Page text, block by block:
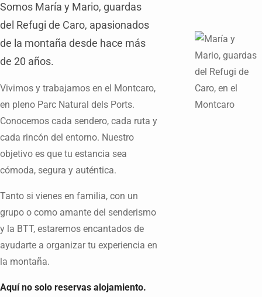
Somos María y Mario, guardas
del Refugi de Caro, apasionados
de la montaña desde hace más
de 20 años.
Vivimos y trabajamos en el Montcaro,
en pleno Parc Natural dels Ports.
Conocemos cada sendero, cada ruta y
cada rincón del entorno. Nuestro
objetivo es que tu estancia sea
cómoda, segura y auténtica.
Tanto si vienes en familia, con un
grupo o como amante del senderismo
y la BTT, estaremos encantados de
ayudarte a organizar tu experiencia en
la montaña.
Aquí no solo reservas alojamiento.